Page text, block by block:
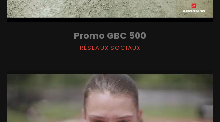
Promo GBC 500
RÉSEAUX SOCIAUX